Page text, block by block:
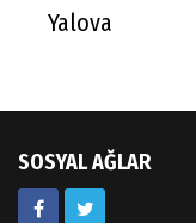
Yalova
SOSYAL AĞLAR